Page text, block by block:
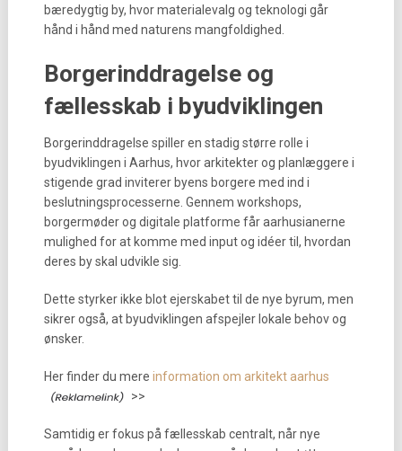
bæredygtig by, hvor materialevalg og teknologi går
hånd i hånd med naturens mangfoldighed.
Borgerinddragelse og
fællesskab i byudviklingen
Borgerinddragelse spiller en stadig større rolle i
byudviklingen i Aarhus, hvor arkitekter og planlæggere i
stigende grad inviterer byens borgere med ind i
beslutningsprocesserne. Gennem workshops,
borgermøder og digitale platforme får aarhusianerne
mulighed for at komme med input og idéer til, hvordan
deres by skal udvikle sig.
Dette styrker ikke blot ejerskabet til de nye byrum, men
sikrer også, at byudviklingen afspejler lokale behov og
ønsker.
Her finder du mere information om arkitekt aarhus
>>
Samtidig er fokus på fællesskab centralt, når nye